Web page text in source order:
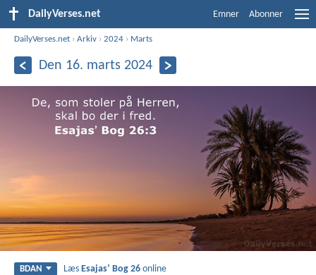
DailyVerses.net Emner Abonner
DailyVerses.net ›Arkiv ›2024 › Marts
Den 16. marts 2024
BDAN LæsEsajasʼ Bog 26 online